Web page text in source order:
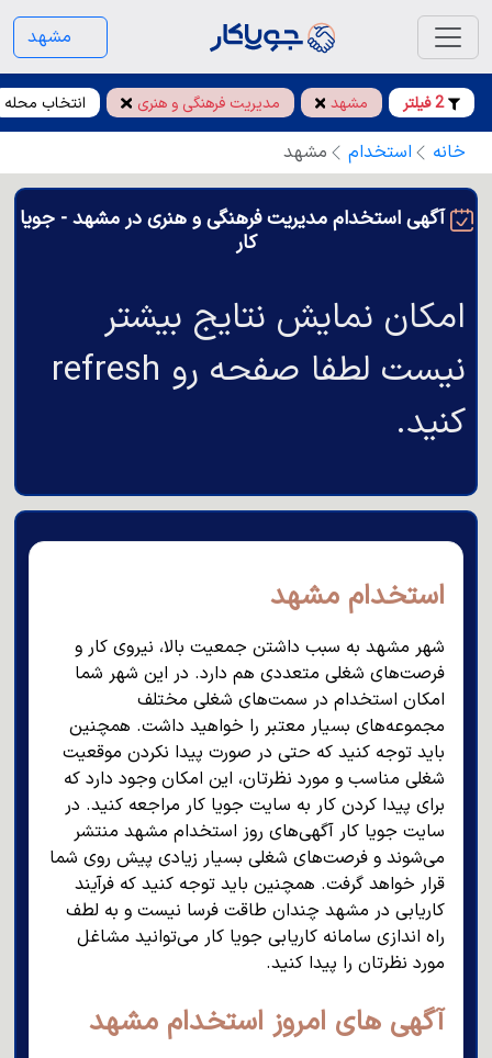
مشهد
2 فیلتر مشهد مدیریت فرهنگی و هنری انتخاب محله
خانه استخدام مشهد
آگهی استخدام مدیریت فرهنگی و هنری در مشهد - جویا
کار
امکان نمایش نتایج بیشتر
نیست لطفا صفحه رو refresh
کنید.
استخدام مشهد
شهر مشهد به سبب داشتن جمعیت بالا، نیروی کار و
فرصت‌های شغلی متعددی هم دارد. در این شهر شما
امکان استخدام در سمت‌های شغلی مختلف
مجموعه‌های بسیار معتبر را خواهید داشت. همچنین
باید توجه کنید که حتی در صورت پیدا نکردن موقعیت
شغلی مناسب و مورد نظرتان، این امکان وجود دارد که
برای پیدا کردن کار به سایت جویا کار مراجعه کنید. در
سایت جویا کار آگهی‌های روز استخدام مشهد منتشر
می‌شوند و فرصت‌های شغلی بسیار زیادی پیش روی شما
قرار خواهد گرفت. همچنین باید توجه کنید که فرآیند
کاریابی در مشهد چندان طاقت فرسا نیست و به لطف
راه اندازی سامانه کاریابی جویا کار می‌توانید مشاغل
مورد نظرتان را پیدا کنید.
آگهی های امروز استخدام مشهد